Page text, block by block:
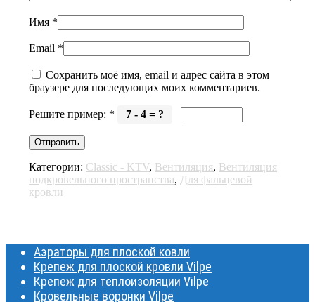
Имя *
Email *
Сохранить моё имя, email и адрес сайта в этом
браузере для последующих моих комментариев.
Решите пример: * 7 - 4 = ?
Категории: Classic - KTV, Вентиляция, Вентиляция
подкровельного пространства, Для фальцевой
кровли
Аэраторы для плоской ковли
Крепеж для плоской кровли Vilpe
Крепеж для теплоизоляции Vilpe
Кровельные воронки Vilpe